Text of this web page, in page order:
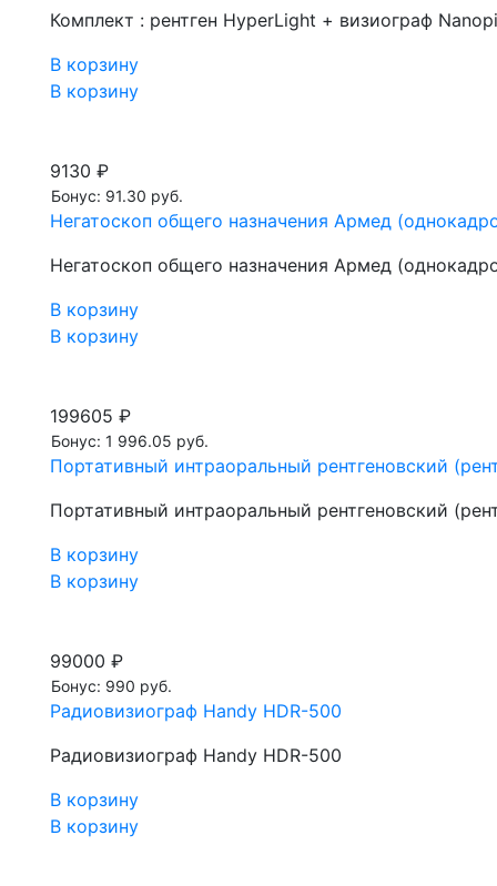
Комплект : рентген HyperLight + визиограф
В корзину
В корзину
9130 ₽
Бонус: 91.30 руб.
Негатоскоп общего назначения Армед
Негатоскоп общего назначения Армед
В корзину
В корзину
199605 ₽
Бонус: 1 996.05 руб.
Портативный интраоральный рентгеновский
Портативный интраоральный рентгеновский
В корзину
В корзину
99000 ₽
Бонус: 990 руб.
Радиовизиограф Handy HDR-500
Радиовизиограф Handy HDR-500
В корзину
В корзину